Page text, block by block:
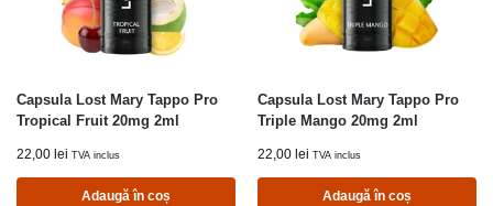
Capsula Lost Mary Tappo Pro
Tropical Fruit 20mg 2ml
22,00 lei TVA inclus
Adaugă în coș
Capsula Lost Mary Tappo Pro
Triple Mango 20mg 2ml
22,00 lei TVA inclus
Adaugă în coș